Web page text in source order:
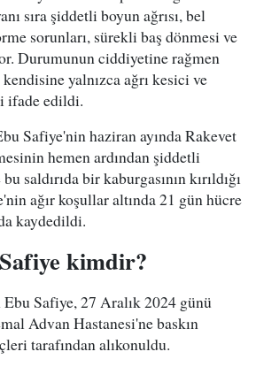
sıra şiddetli boyun ağrısı, bel
sorunları, sürekli baş dönmesi ve
Durumunun ciddiyetine rağmen
yalnızca ağrı kesici ve
ifade edildi.
Safiye'nin haziran ayında Rakevet
hemen ardından şiddetli
saldırıda bir kaburgasının kırıldığı
ağır koşullar altında 21 gün hücre
kaydedildi.
kimdir?
Safiye, 27 Aralık 2024 günü
Advan Hastanesi'ne baskın
tarafından alıkonuldu.